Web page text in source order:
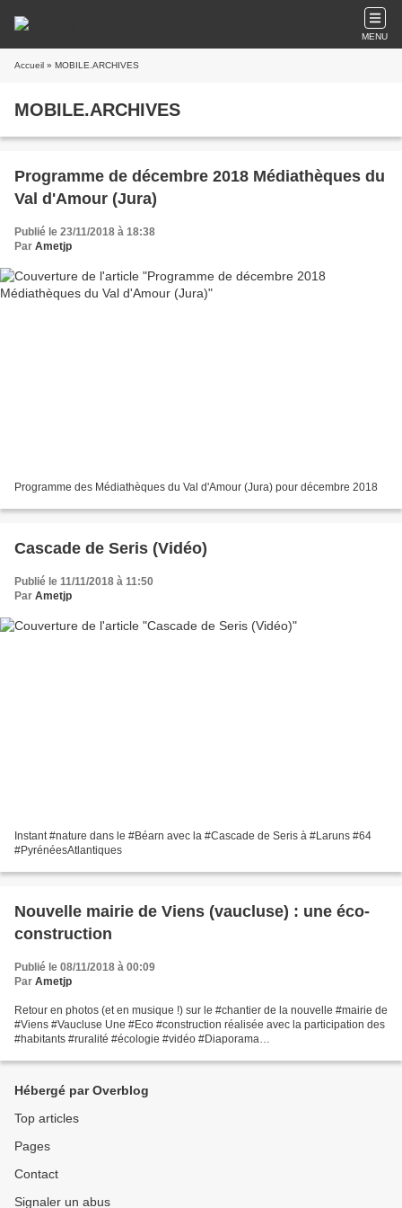
MENU
Accueil » MOBILE.ARCHIVES
MOBILE.ARCHIVES
Programme de décembre 2018 Médiathèques du
Val d'Amour (Jura)
Publié le 23/11/2018 à 18:38
Par Ametjp
Programme des Médiathèques du Val d'Amour (Jura) pour décembre 2018
Cascade de Seris (Vidéo)
Publié le 11/11/2018 à 11:50
Par Ametjp
Instant #nature dans le #Béarn avec la #Cascade de Seris à #Laruns #64
#PyrénéesAtlantiques
Nouvelle mairie de Viens (vaucluse) : une éco-
construction
Publié le 08/11/2018 à 00:09
Par Ametjp
Retour en photos (et en musique !) sur le #chantier de la nouvelle #mairie de
#Viens #Vaucluse Une #Eco #construction réalisée avec la participation des
#habitants #ruralité #écologie #vidéo #Diaporama
Hébergé par Overblog
Top articles
Pages
Contact
Signaler un abus